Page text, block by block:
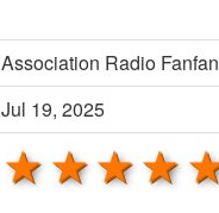
Association Radio
Jul 19, 2025
4
3
2 stars
1 star